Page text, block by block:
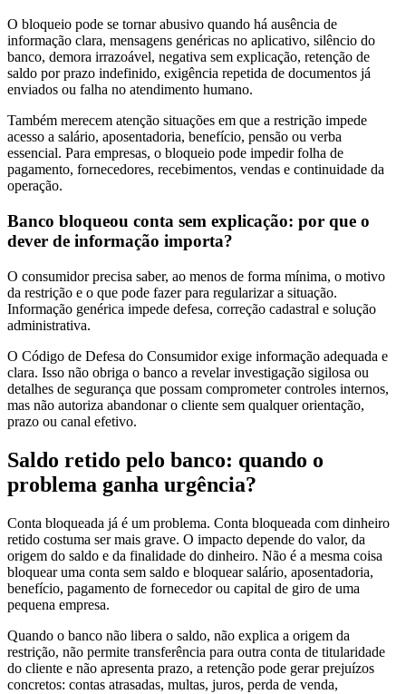
O bloqueio pode se tornar abusivo quando há ausência de
informação clara, mensagens genéricas no aplicativo, silêncio do
banco, demora irrazoável, negativa sem explicação, retenção de
saldo por prazo indefinido, exigência repetida de documentos já
enviados ou falha no atendimento humano.
Também merecem atenção situações em que a restrição impede
acesso a salário, aposentadoria, benefício, pensão ou verba
essencial. Para empresas, o bloqueio pode impedir folha de
pagamento, fornecedores, recebimentos, vendas e continuidade da
operação.
Banco bloqueou conta sem explicação: por que o
dever de informação importa?
O consumidor precisa saber, ao menos de forma mínima, o motivo
da restrição e o que pode fazer para regularizar a situação.
Informação genérica impede defesa, correção cadastral e solução
administrativa.
O Código de Defesa do Consumidor exige informação adequada e
clara. Isso não obriga o banco a revelar investigação sigilosa ou
detalhes de segurança que possam comprometer controles internos,
mas não autoriza abandonar o cliente sem qualquer orientação,
prazo ou canal efetivo.
Saldo retido pelo banco: quando o
problema ganha urgência?
Conta bloqueada já é um problema. Conta bloqueada com dinheiro
retido costuma ser mais grave. O impacto depende do valor, da
origem do saldo e da finalidade do dinheiro. Não é a mesma coisa
bloquear uma conta sem saldo e bloquear salário, aposentadoria,
benefício, pagamento de fornecedor ou capital de giro de uma
pequena empresa.
Quando o banco não libera o saldo, não explica a origem da
restrição, não permite transferência para outra conta de titularidade
do cliente e não apresenta prazo, a retenção pode gerar prejuízos
concretos: contas atrasadas, multas, juros, perda de venda,